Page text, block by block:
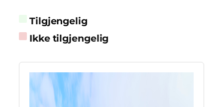
Tilgjengelig
Ikke tilgjengelig